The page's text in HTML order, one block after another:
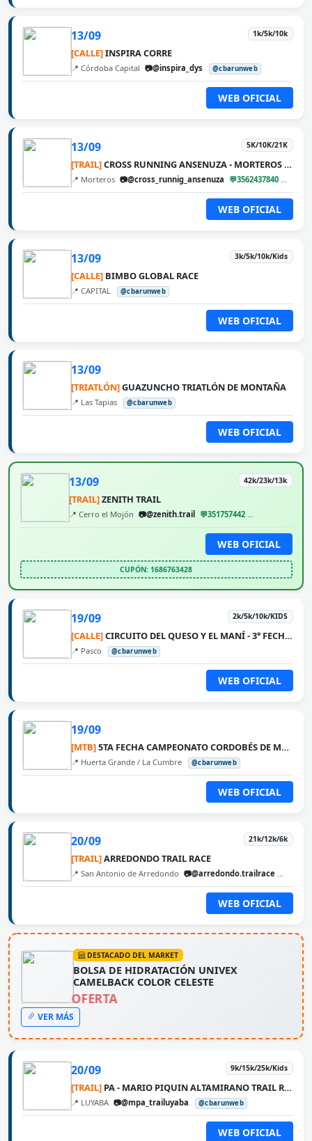
13/09 1k/5k/10k
[CALLE]INSPIRA CORRE
📍 Córdoba Capital 📷@inspira_dys @cbarunweb
WEB OFICIAL
13/09 5K/10K/21K
[TRAIL]CROSS RUNNING ANSENUZA - MORTEROS 2026
📍 Morteros 📷@cross_runnig_ansenuza 💬3562437840
WEB OFICIAL
13/09 3k/5k/10k/Kids
[CALLE] BIMBO GLOBAL RACE
📍 CAPITAL @cbarunweb
WEB OFICIAL
13/09
[TRIATLÓN]GUAZUNCHO TRIATLÓN DE MONTAÑA
📍 Las Tapias @cbarunweb
WEB OFICIAL
13/09 42k/23k/13k
[TRAIL]ZENITH TRAIL
📍 Cerro el Mojón 📷@zenith.trail 💬351757442
WEB OFICIAL
CUPÓN: 1686763428
19/09 2k/5k/10k/KIDS
[CALLE]CIRCUITO DEL QUESO Y EL MANÍ - 3° FECHA PASCO
📍 Pasco @cbarunweb
WEB OFICIAL
19/09
[MTB]5TA FECHA CAMPEONATO CORDOBÉS DE MTB 2026 - LA VUELTA
📍 Huerta Grande / La Cumbre @cbarunweb
WEB OFICIAL
20/09 21k/12k/6k
[TRAIL]ARREDONDO TRAIL RACE
📍 San Antonio de Arredondo 📷@arredondo.trailrace
WEB OFICIAL
DESTACADO DEL MARKET
BOLSA DE HIDRATACIÓN UNIVEX
CAMELBACK COLOR CELESTE
OFERTA
VER MÁS
20/09 9k/15k/25k/Kids
[TRAIL] PA - MARIO PIQUIN ALTAMIRANO TRAIL RUNNING
📍 LUYABA 📷@mpa_trailuyaba @cbarunweb
WEB OFICIAL